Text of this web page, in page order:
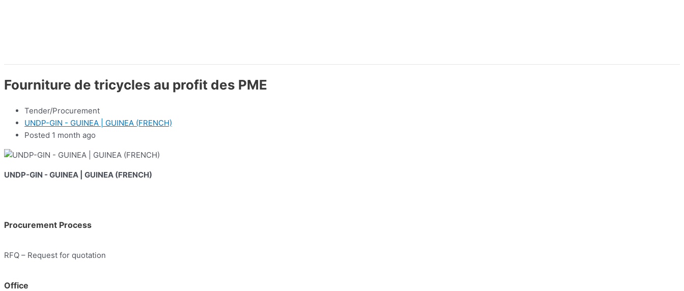
Fourniture de tricycles au profit des PME
Tender/Procurement
UNDP-GIN - GUINEA | GUINEA (FRENCH)
Posted 1 month ago
UNDP-GIN - GUINEA | GUINEA (FRENCH)
Procurement Process
RFQ – Request for quotation
Office